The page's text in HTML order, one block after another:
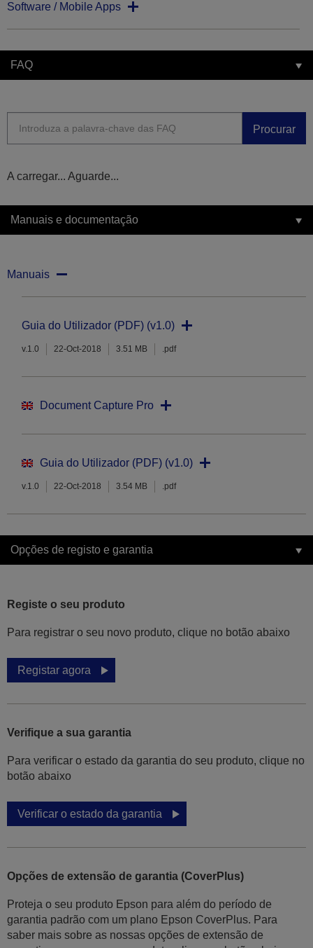
Software / Mobile Apps
FAQ
Procurar
A carregar... Aguarde...
Manuais e documentação
Manuais
Guia do Utilizador (PDF) (v1.0)
v.1.0 22-Oct-2018 3.51 MB .pdf
Document Capture Pro
Guia do Utilizador (PDF) (v1.0)
v.1.0 22-Oct-2018 3.54 MB .pdf
Opções de registo e garantia
Registe o seu produto
Para registrar o seu novo produto, clique no botão abaixo
Registar agora
Verifique a sua garantia
Para verificar o estado da garantia do seu produto, clique no
botão abaixo
Verificar o estado da garantia
Opções de extensão de garantia (CoverPlus)
Proteja o seu produto Epson para além do período de
garantia padrão com um plano Epson CoverPlus. Para
saber mais sobre as nossas opções de extensão de